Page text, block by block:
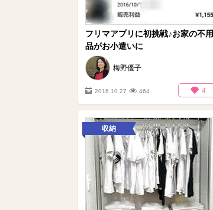
フリマアプリに初挑戦♪お家の不用
品がお小遣いに
梅野優子
2016.10.27 464 4
収納